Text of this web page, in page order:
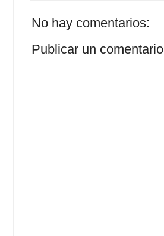
No hay comentarios:
Publicar un comentario